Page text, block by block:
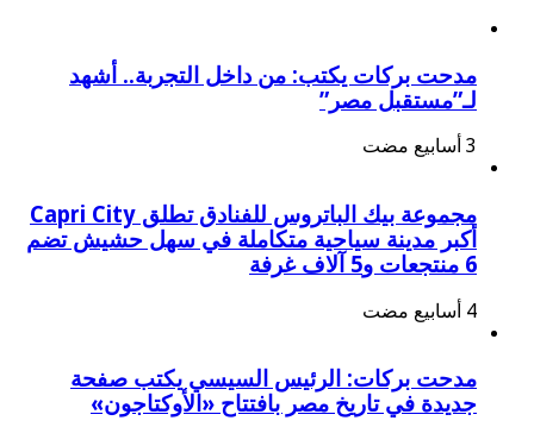
مدحت بركات يكتب: من داخل التجربة.. أشهد
لـ”مستقبل مصر”
مجموعة بيك الباتروس للفنادق تطلق Capri City
أكبر مدينة سياحية متكاملة في سهل حشيش تضم
6 منتجعات و5 آلاف غرفة
مدحت بركات: الرئيس السيسي يكتب صفحة
جديدة في تاريخ مصر بافتتاح «الأوكتاجون»